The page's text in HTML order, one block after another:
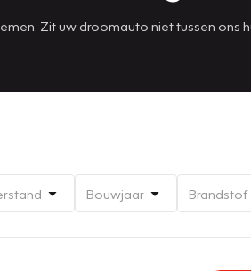
Zit uw droomauto niet tussen ons
Bouwjaar Brandstof